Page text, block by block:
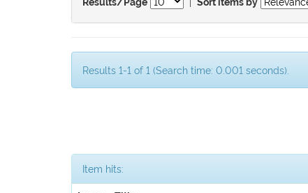
Results/Page Sort items by
Results 1-1 of 1 (Search time: 0.001 seconds).
Item hits: